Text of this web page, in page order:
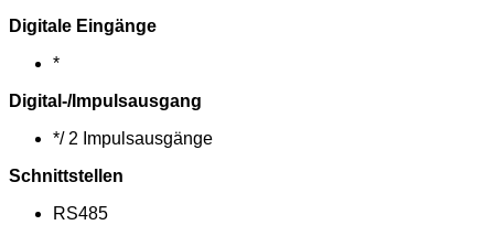
Digitale Eingänge
*
Digital-/Impulsausgang
*/ 2 Impulsausgänge
Schnittstellen
RS485